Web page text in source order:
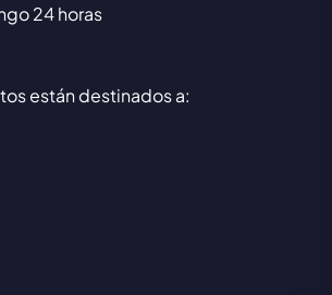
24 horas
están destinados a: